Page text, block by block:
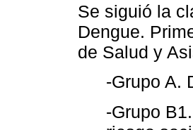
Se siguió la
Dengue.
de Salud y
-Grupo A.
-Grupo